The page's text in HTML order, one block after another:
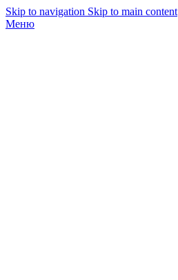
Skip to navigation Skip to main content
Меню